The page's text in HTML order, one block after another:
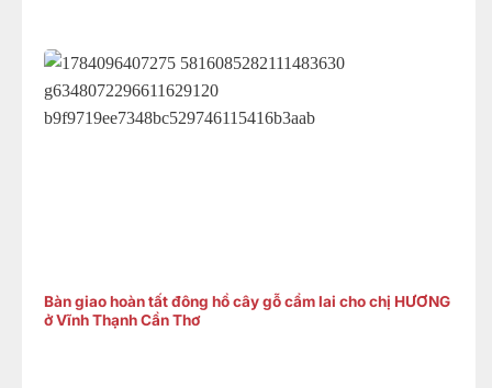
Bàn giao hoàn tất đông hồ cây gỗ cẩm lai cho chị HƯƠNG
ở Vĩnh Thạnh Cần Thơ